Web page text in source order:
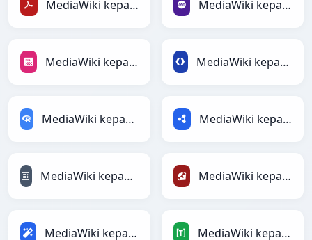
MediaWiki kepada PDF MediaWiki kepada PHP
MediaWiki kepada PNG MediaWiki kepada Protobuf
MediaWiki kepada RDataFrame MediaWiki kepada RDF
MediaWiki kepada reStructuredText MediaWiki kepada Ruby
MediaWiki kepada Magic MediaWiki kepada TOML